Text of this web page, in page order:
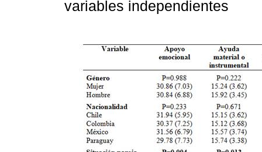
variables independientes